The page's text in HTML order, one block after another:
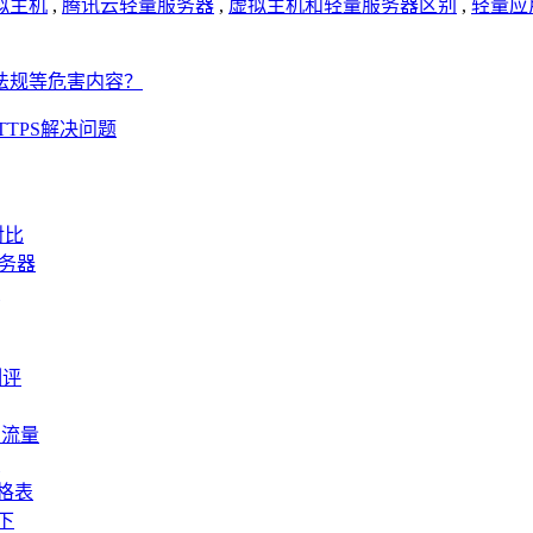
主机 , 腾讯云轻量服务器 , 虚拟主机和轻量服务器区别 , 轻量应
等危害内容？
解决问题
比
器
量
表